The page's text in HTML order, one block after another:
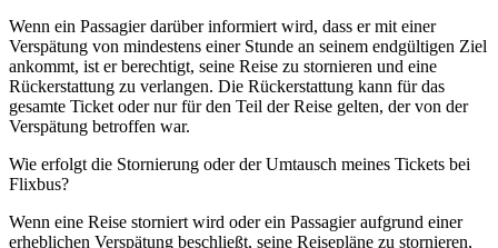
Wenn ein Passagier darüber informiert wird, dass er mit einer
Verspätung von mindestens einer Stunde an seinem endgültigen Ziel
ankommt, ist er berechtigt, seine Reise zu stornieren und eine
Rückerstattung zu verlangen. Die Rückerstattung kann für das
gesamte Ticket oder nur für den Teil der Reise gelten, der von der
Verspätung betroffen war.
Wie erfolgt die Stornierung oder der Umtausch meines Tickets bei
Flixbus?
Wenn eine Reise storniert wird oder ein Passagier aufgrund einer
erheblichen Verspätung beschließt, seine Reisepläne zu stornieren,